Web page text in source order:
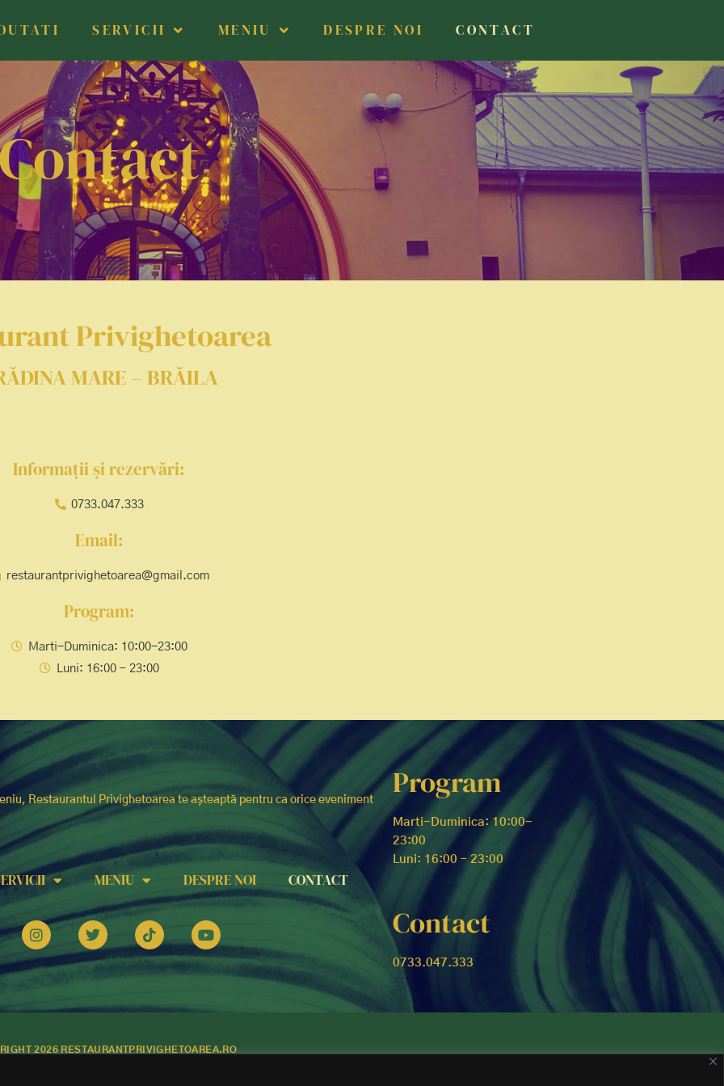
SERVICII MENIU DESPRE NOI CONTACT
Privighetoarea
MARE – BRĂILA
Informații și rezervări:
0733.047.333
Email:
restaurantprivighetoarea@gmail.com
Program:
Marti-Duminica: 10:00-23:00
Luni: 16:00 – 23:00
Restaurantul Privighetoarea te așteaptă pentru ca orice eveniment
MENIU DESPRE NOI CONTACT
Program
Marti-Duminica: 10:00-
23:00
Luni: 16:00 – 23:00
Contact
0733.047.333
2026 RESTAURANTPRIVIGHETOAREA.RO